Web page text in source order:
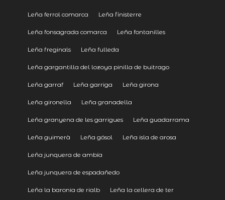
Leña ferrol comarca Leña finisterre
Leña fonsagrada comarca Leña fontanilles
Leña freginals Leña fulleda
Leña gargantilla del lozoya pinilla de buitrago
Leña garraf Leña garriga Leña girona
Leña gironella Leña granadella
Leña granyena de les garrigues Leña guadarrama
Leña guimerà Leña gósol Leña isla de arosa
Leña junquera de ambía
Leña junquera de espadañedo
Leña la baronia de rialb Leña la cellera de ter